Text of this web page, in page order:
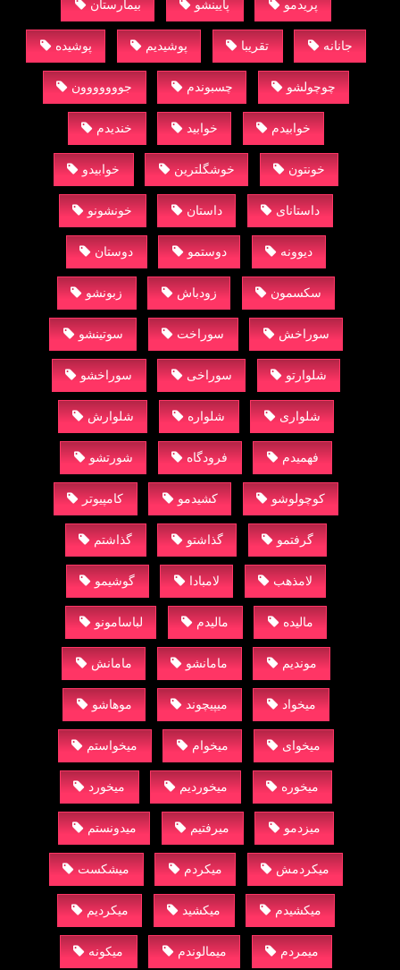
بیمارستان پایینشو پریدمو
پوشیده پوشیدیم تقریبا جانانه
‫جووووووون چسبوندم چوچولشو
خندیدم خوابید خوابیدم
خوابیدو خوشگلترین خونتون
خونشونو داستان داستانای
دوستان دوستمو دیوونه
زبونشو زودباش سکسمون
سوتینشو سوراخت سوراخش
سوراخشو سوراخی شلوارتو
شلوارش شلواره شلواری
شورتشو فرودگاه فهمیدم
کامپیوتر کشیدمو کوچولوشو
گذاشتم گذاشتو گرفتمو
گوشیمو لامبادا لامذهب
لباسامونو مالیدم مالیده
مامانش مامانشو موندیم
موهاشو میپیچوند میخواد
میخواستم میخوام میخوای
میخورد میخوردیم میخوره
میدونستم میرفتیم میزدمو
میشکست میکردم میکردمش
میکردیم میکشید میکشیدم
میکونه میمالوندم میمردم